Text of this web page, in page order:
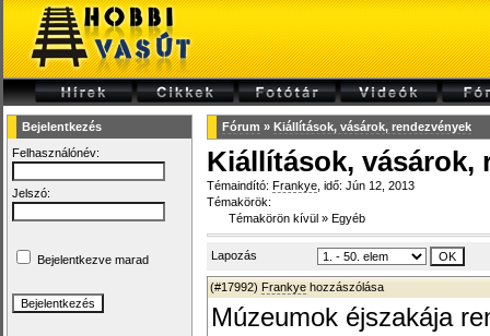
Bejelentkezés
Felhasználónév:
Jelszó:
Bejelentkezve marad
Fórum » Kiállítások, vásárok, rendezvények
Kiállítások, vásárok,
Témaindító: Frankye , idő: Jún 12, 2013
Témakörök:
Témakörön kívül » Egyéb
Lapozás
(#17992) Frankye hozzászólása
Múzeumok éjszakája